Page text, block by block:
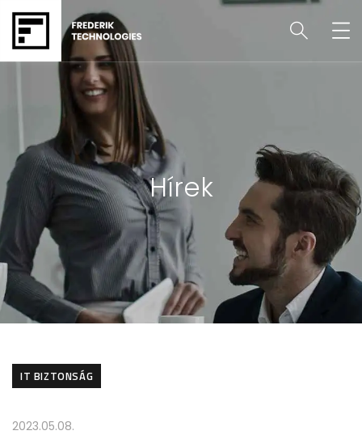
Hírek
IT BIZTONSÁG
2023.05.08.